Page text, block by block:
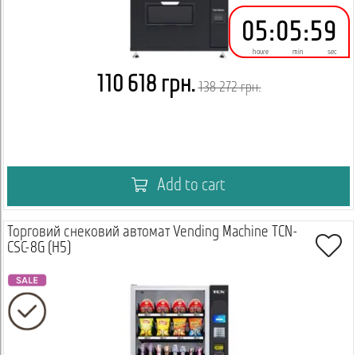
05
houre
:05
min
:59
sec
110 618 грн. 138 272 грн.
Add to cart
Торговий снековий автомат Vending Machine TCN-
CSC-8G (H5)